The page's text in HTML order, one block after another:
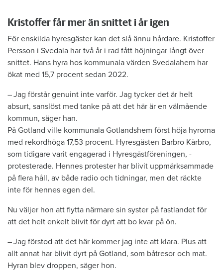
Kristoffer får mer än snittet i år igen
För enskilda hyresgäster kan det slå ännu hårdare. Kristoffer
Persson i ­Svedala har två år i rad fått ­höjningar långt över
snittet. Hans hyra hos ­kommunala värden Svedalahem har
ökat med 15,7 procent sedan 2022.
– Jag förstår genuint inte varför. Jag tycker det är helt
absurt, sanslöst med tanke på att det här är en välmående
kommun, säger han.
På Gotland ville kommunala Gotlandshem först höja hyrorna
med ­rekordhöga 17,53 procent. Hyres­gästen Barbro Kårbro,
som tidigare ­varit engagerad i Hyresgästföreningen, ­
protesterade. Hennes protester har blivit uppmärksammade
på flera håll, av både radio och tidningar, men det räckte
inte för hennes egen del.
Nu väljer hon att flytta närmare sin syster på fastlandet för
att det helt enkelt blivit för dyrt att bo kvar på ön.
– Jag förstod att det här kommer jag inte att klara. Plus att
allt annat har blivit dyrt på Gotland, som båtresor och mat.
Hyran blev droppen, säger hon.